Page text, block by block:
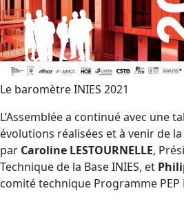
Le baromètre INIES 2021
L’Assemblée a continué avec une
évolutions réalisées et à venir de la
par Caroline LESTOURNELLE,
Technique de la Base INIES, et
comité technique Programme PEP